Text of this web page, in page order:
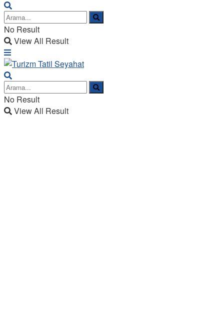
No Result
View All Result
No Result
View All Result